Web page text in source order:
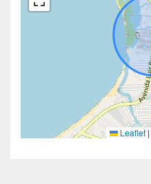
Leaflet |